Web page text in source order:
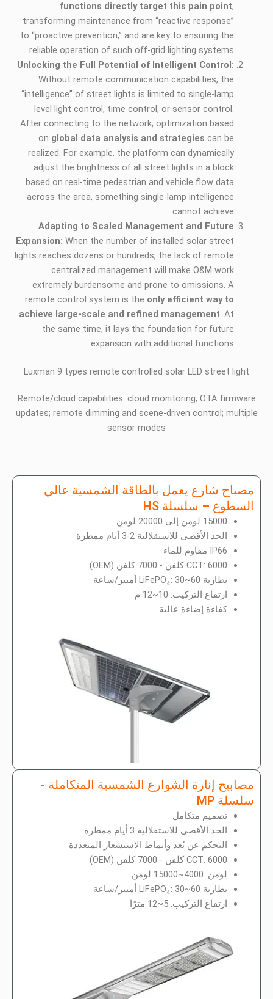
functions directly target this pain point,
transforming maintenance from “reactive response”
to “proactive prevention,” and are key to ensuring the
reliable operation of such off-grid lighting systems.
Unlocking the Full Potential of Intelligent Control:
Without remote communication capabilities, the
“intelligence” of street lights is limited to single-lamp
level light control, time control, or sensor control.
After connecting to the network, optimization based
on global data analysis and strategies can be
realized. For example, the platform can dynamically
adjust the brightness of all street lights in a block
based on real-time pedestrian and vehicle flow data
across the area, something single-lamp intelligence
cannot achieve.
Adapting to Scaled Management and Future
Expansion: When the number of installed solar street
lights reaches dozens or hundreds, the lack of remote
centralized management will make O&M work
extremely burdensome and prone to omissions. A
remote control system is the only efficient way to
achieve large-scale and refined management. At
the same time, it lays the foundation for future
expansion with additional functions.
Luxman 9 types remote controlled solar LED street light
Remote/cloud capabilities: cloud monitoring; OTA firmware
updates; remote dimming and scene-driven control; multiple
sensor modes
مصباح شارع يعمل بالطاقة الشمسية عالي
السطوع – سلسلة HS
15000 لومن إلى 20000 لومن
الحد الأقصى للاستقلالية 2-3 أيام ممطرة
IP66 مقاوم للماء
CCT: 6000 كلفن - 7000 كلفن (OEM)
بطارية LiFePO₄: 30~60 أمبير/ساعة
ارتفاع التركيب: 10~12 م
كفاءة إضاءة عالية
مصابيح إنارة الشوارع الشمسية المتكاملة -
سلسلة MP
تصميم متكامل
الحد الأقصى للاستقلالية 3 أيام ممطرة
التحكم عن بُعد وأنماط الاستشعار المتعددة
CCT: 6000 كلفن - 7000 كلفن (OEM)
لومن: 4000~15000 لومن
بطارية LiFePO₄: 30~60 أمبير/ساعة
ارتفاع التركيب: 5~12 مترًا